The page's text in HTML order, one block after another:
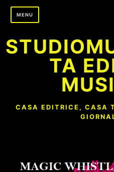
Skip
MENU
TA
CASA EDITRICE, CASA